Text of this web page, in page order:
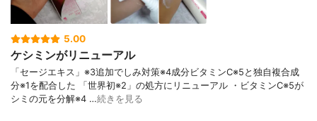
5.00
ケシミンがリニューアル
「セージエキス」※3追加でしみ対策※4成分ビタミンC※5と独自複合成
分※1を配合した 「世界初※2」の処方にリニューアル ・ビタミンC※5が
シミの元を分解※4 …続きを見る